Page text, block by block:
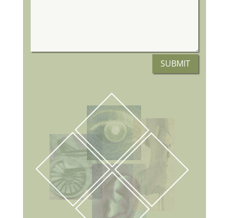
SUBMIT